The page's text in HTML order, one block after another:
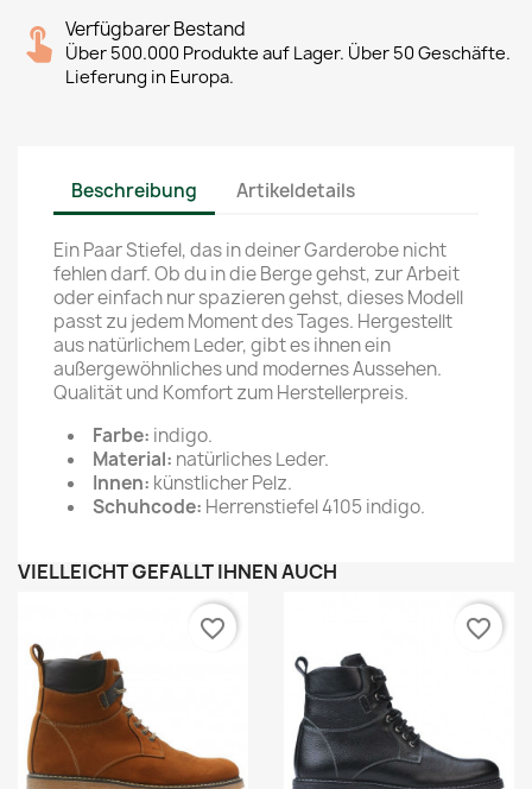
Verfügbarer Bestand
Über 500.000 Produkte auf Lager. Über 50 Geschäfte.
Lieferung in Europa.
Beschreibung Artikeldetails
Ein Paar Stiefel, das in deiner Garderobe nicht
fehlen darf. Ob du in die Berge gehst, zur Arbeit
oder einfach nur spazieren gehst, dieses Modell
passt zu jedem Moment des Tages. Hergestellt
aus natürlichem Leder, gibt es ihnen ein
außergewöhnliches und modernes Aussehen.
Qualität und Komfort zum Herstellerpreis.
Farbe: indigo.
Material: natürliches Leder.
Innen: künstlicher Pelz.
Schuhcode: Herrenstiefel 4105 indigo.
VIELLEICHT GEFÄLLT IHNEN AUCH
favorite_border favorite_border